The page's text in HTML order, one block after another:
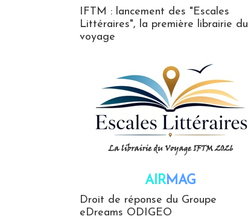
IFTM : lancement des "Escales
Littéraires", la première librairie du
voyage
AIRMAG
Droit de réponse du Groupe
eDreams ODIGEO